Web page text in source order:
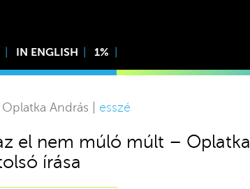
IN ENGLISH 1%
András | esszé
el nem múló múlt – Oplatka
írása